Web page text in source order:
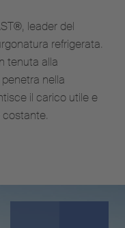
leader del
refrigerata.
tenuta alla
nella
il carico utile e
costante.